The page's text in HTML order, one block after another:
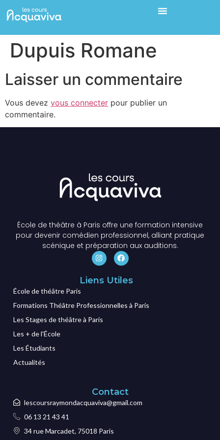
Dupuis Romane
Laisser un commentaire
Vous devez vous connecter pour publier un
commentaire.
École de théâtre à Paris offre une formation intensive
pour devenir comédien professionnel, alliant pratique
scénique et préparation aux auditions.
Liens Utiles
École de théâtre Paris
Formations Théâtre Professionnelles à Paris
Les Stages de théâtre à Paris
Les + de l'École
Les Étudiants
Actualités
Contact
lescoursraymondacquaviva@gmail.com
06 13 21 43 41
34 rue Marcadet, 75018 Paris